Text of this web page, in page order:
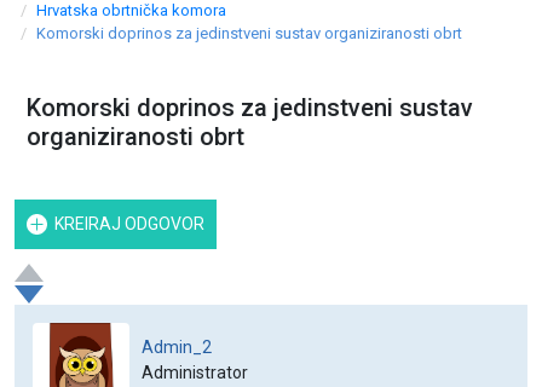
Hrvatska obrtnička komora
Komorski doprinos za jedinstveni sustav organiziranosti obrt
Komorski doprinos za jedinstveni sustav
organiziranosti obrt
KREIRAJ ODGOVOR
Admin_2
Administrator